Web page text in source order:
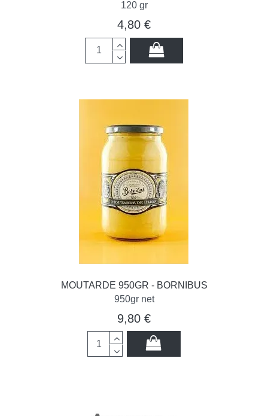
120 gr
4,80 €
MOUTARDE 950GR - BORNIBUS
950gr net
9,80 €